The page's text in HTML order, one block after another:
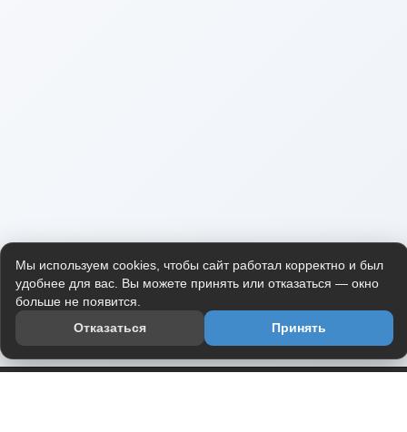
Мы используем cookies, чтобы сайт работал корректно и был
удобнее для вас. Вы можете принять или отказаться — окно
больше не появится.
Отказаться
Принять